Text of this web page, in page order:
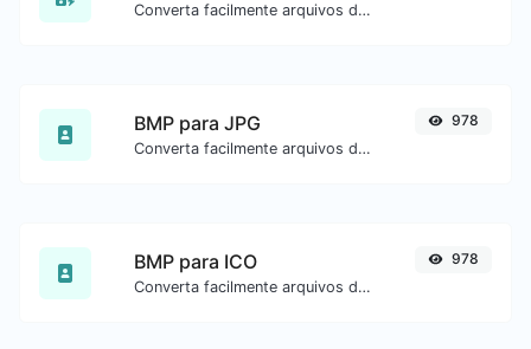
Converta facilmente arquivos de imagem ICO para PNG.
BMP para JPG
Converta facilmente arquivos de imagem BMP para JPG.
978
BMP para ICO
Converta facilmente arquivos de imagem BMP para ICO.
978